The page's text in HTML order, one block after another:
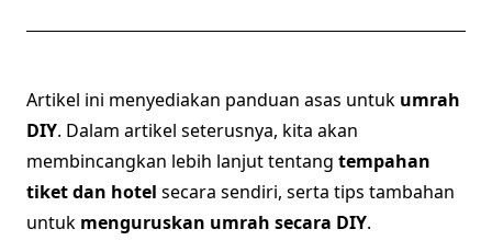
Artikel ini menyediakan panduan asas untuk umrah
DIY. Dalam artikel seterusnya, kita akan
membincangkan lebih lanjut tentang tempahan
tiket dan hotel secara sendiri, serta tips tambahan
untuk menguruskan umrah secara DIY.